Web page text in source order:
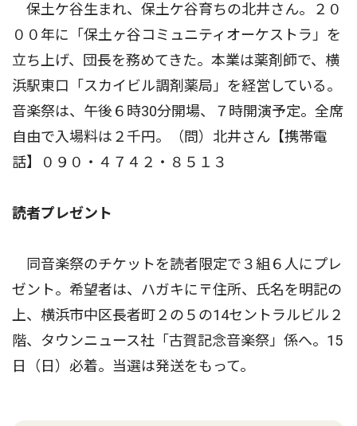
保土ケ谷生まれ、保土ケ谷育ちの北井さん。２０
００年に「保土ヶ谷コミュニティオーケストラ」を
立ち上げ、団長を務めてきた。本業は薬剤師で、横
浜駅東口「スカイビル調剤薬局」を経営している。
音楽祭は、午後６時30分開場、７時開演予定。全席
自由で入場料は２千円。（問）北井さん【携帯電
話】０９０・４７４２・８５１３
読者プレゼント
同音楽祭のチケットを読者限定で３組６人にプレ
ゼント。希望者は、ハガキに〒住所、氏名を明記の
上、横浜市中区長者町２の５の14セントラルビル２
階、タウンニュース社「古賀記念音楽祭」係へ。15
日（日）必着。当選は発送をもって。